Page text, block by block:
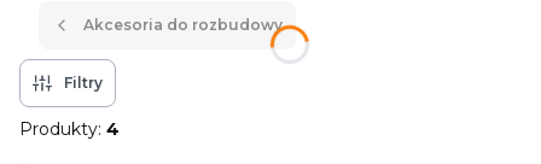
Akcesoria do rozbudowy
Filtry
Produkty: 4